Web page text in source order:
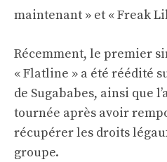
maintenant » et « Freak
Récemment, le premier
« Flatline » a été réédité
de Sugababes, ainsi que
tournée après avoir
récupérer les droits
groupe.